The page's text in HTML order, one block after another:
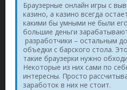
Браузерные онлайн игры с
казино, а казино всегда
какими бы умными не были
большие деньги
разработчики – остальным
объедки с барского стола.
такие браузерки нужно
Некоторые из них сами по
интересны. Просто
заработок в них не стоит.